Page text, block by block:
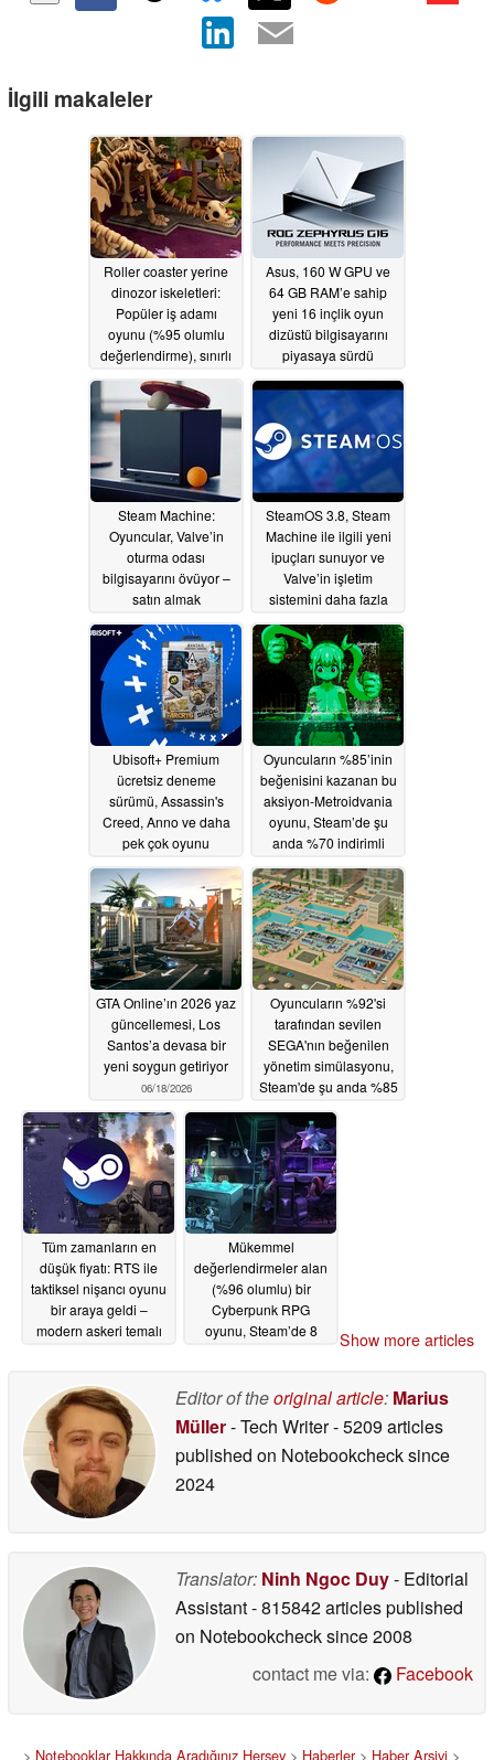
İlgili makaleler
Roller coaster yerine
dinozor iskeletleri:
Popüler iş adamı
oyunu (%95 olumlu
değerlendirme), sınırlı
ücretsiz oynanabilir
Asus, 160 W GPU ve
64 GB RAM’e sahip
yeni 16 inçlik oyun
dizüstü bilgisayarını
piyasaya sürdü
06/19/2026
Steam Machine:
Oyuncular, Valve’in
oturma odası
bilgisayarını övüyor –
satın almak
rağmen06/18/2026
SteamOS 3.8, Steam
Machine ile ilgili yeni
ipuçları sunuyor ve
Valve’in işletim
sistemini daha fazla
hazırlıyor06/18/2026
Ubisoft+ Premium
ücretsiz deneme
sürümü, Assassin's
Creed, Anno ve daha
pek çok oyunu
tanır06/18/2026
Oyuncuların %85’inin
beğenisini kazanan bu
aksiyon-Metroidvania
oyunu, Steam’de şu
anda %70 indirimli
06/18/2026
GTA Online’ın 2026 yaz
güncellemesi, Los
Santos’a devasa bir
yeni soygun getiriyor
06/18/2026
Oyuncuların %92'si
tarafından sevilen
SEGA'nın beğenilen
yönetim simülasyonu,
Steam'de şu anda %85
06/18/2026
Tüm zamanların en
düşük fiyatı: RTS ile
taktiksel nişancı oyunu
bir araya geldi –
modern askeri temalı
altına düştü06/18/2026
Mükemmel
değerlendirmeler alan
(%96 olumlu) bir
Cyberpunk RPG
oyunu, Steam’de 8
Show more articles
Editor of theoriginal article: Marius
Müller- Tech Writer- 5209 articles
published on Notebookchecksince
2024
Translator: Ninh Ngoc Duy- Editorial
Assistant- 815842 articles published
on Notebookchecksince 2008
contact me via:
Facebook
> Notebooklar Hakkında Aradığınız Herşey > Haberler> Haber Arşivi >